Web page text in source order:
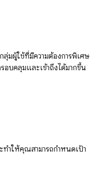
มผู้ใช้ที่มีความต้องการพิเศษ
อบคลุมและเข้าถึงได้มากขึ้น
ำให้คุณสามารถกำหนดเป้า